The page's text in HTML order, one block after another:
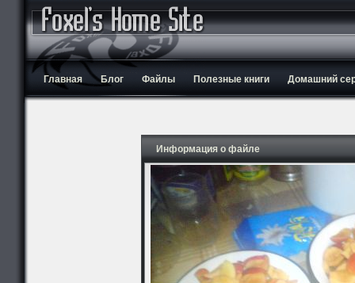
Главная Блог Файлы Полезные книги Домашний
Информация о файле